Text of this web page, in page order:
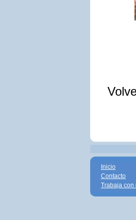
Inicio
Contacto
Trabaja con